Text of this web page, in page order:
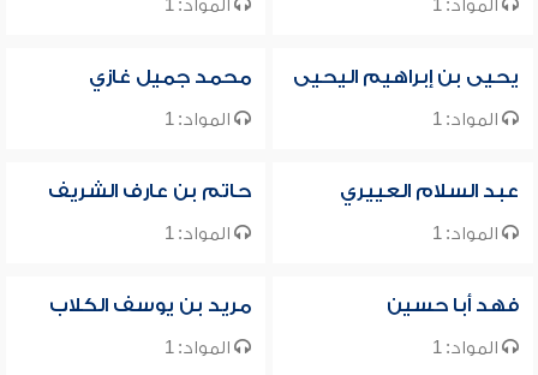
المواد: 1 المواد: 1
يحيى بن إبراهيم اليحيى
المواد: 1
محمد جميل غازي
المواد: 1
عبد السلام العييري
المواد: 1
حاتم بن عارف الشريف
المواد: 1
فهد أبا حسين
المواد: 1
مريد بن يوسف الكلاب
المواد: 1